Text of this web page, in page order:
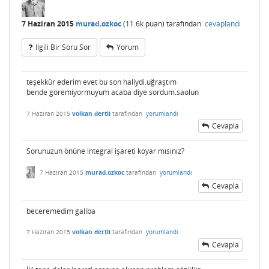
7 Haziran 2015 murad.ozkoc(11.6k puan) tarafından cevaplandı
Ilgili Bir Soru Sor Yorum
teşekkür ederim evet bu son haliydi.uğraştım
bende göremiyormuyum acaba diye sordum.saolun
7 Haziran 2015 volkan dertli tarafından yorumlandı
Cevapla
Sorunuzun önüne integral işareti koyar mısınız?
7 Haziran 2015 murad.ozkoc tarafından yorumlandı
Cevapla
beceremedim galiba
7 Haziran 2015 volkan dertli tarafından yorumlandı
Cevapla